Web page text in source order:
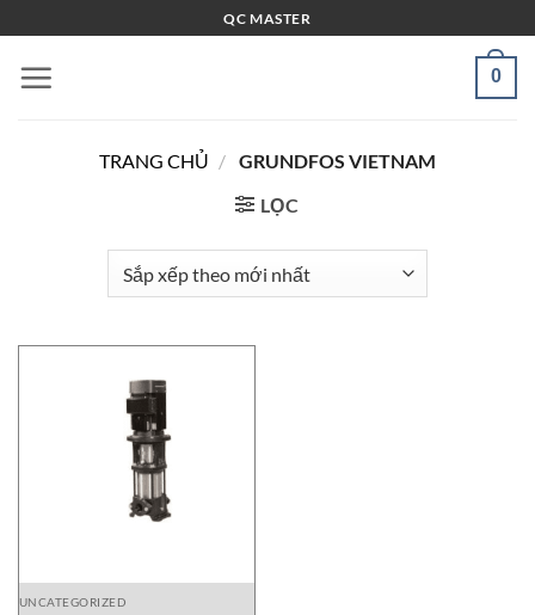
qua
nội
QC MASTER
0
TRANG CHỦ / GRUNDFOS VIETNAM
LỌC
UNCATEGORIZED